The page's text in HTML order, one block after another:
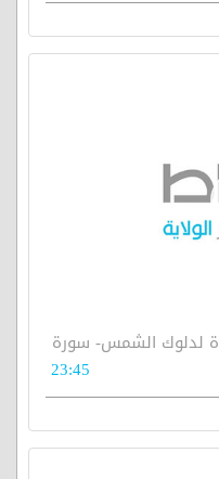
أقم الصلاة لدلوك الشمس- سورة
23:45